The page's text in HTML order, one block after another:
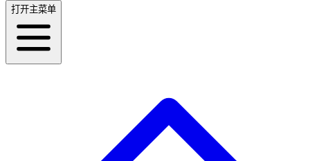
打开主菜单